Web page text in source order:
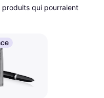
produits qui pourraient